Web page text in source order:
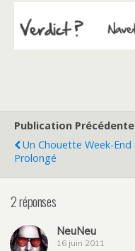
Publication Précédente
Un Chouette Week-End
Prolongé
2 réponses
NeuNeu
16 juin 2011